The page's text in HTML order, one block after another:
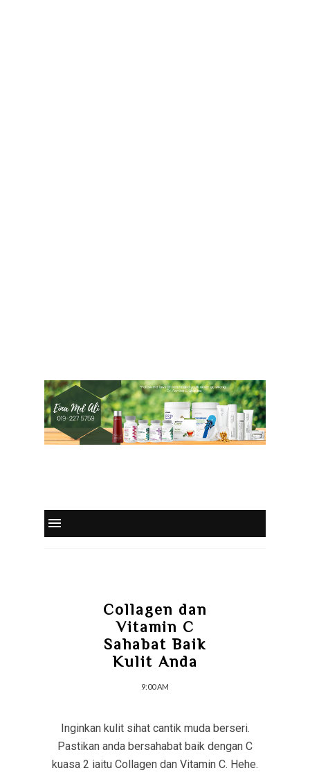
Collagen dan
Vitamin C
Sahabat Baik
Kulit Anda
9:00 AM
Inginkan kulit sihat cantik muda berseri.
Pastikan anda bersahabat baik dengan C
kuasa 2 iaitu Collagen dan Vitamin C. Hehe.